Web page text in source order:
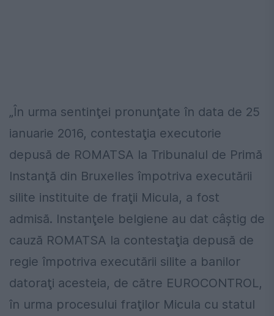
„În urma sentinţei pronunţate în data de 25
ianuarie 2016, contestaţia executorie
depusă de ROMATSA la Tribunalul de Primă
Instanţă din Bruxelles împotriva executării
silite instituite de fraţii Micula, a fost
admisă. Instanţele belgiene au dat câştig de
cauză ROMATSA la contestaţia depusă de
regie împotriva executării silite a banilor
datoraţi acesteia, de către EUROCONTROL,
în urma procesului fraţilor Micula cu statul